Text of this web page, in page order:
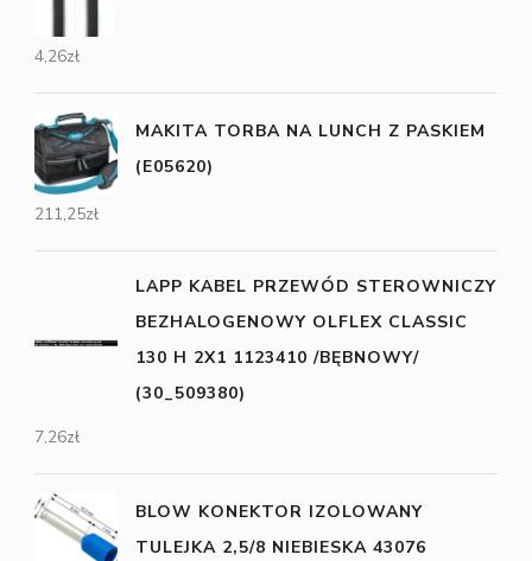
4,26zł
MAKITA TORBA NA LUNCH Z PASKIEM
(E05620)
211,25zł
LAPP KABEL PRZEWÓD STEROWNICZY
BEZHALOGENOWY OLFLEX CLASSIC
130 H 2X1 1123410 /BĘBNOWY/
(30_509380)
7,26zł
BLOW KONEKTOR IZOLOWANY
TULEJKA 2,5/8 NIEBIESKA 43076